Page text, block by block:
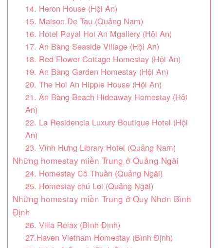
14. Heron House (Hội An)
15. Maison De Tau (Quảng Nam)
16. Hotel Royal Hoi An Mgallery (Hội An)
17. An Bàng Seaside Village (Hội An)
18. Red Flower Cottage Homestay (Hội An)
19. An Bàng Garden Homestay (Hội An)
20. The Hoi An Hippie House (Hội An)
21. An Bàng Beach Hideaway Homestay (Hội
An)
22. La Residencia Luxury Boutique Hotel (Hội
An)
23. Vĩnh Hưng Library Hotel (Quảng Nam)
Những homestay miền Trung ở Quảng Ngãi
24. Homestay Cô Thuần (Quảng Ngãi)
25. Homestay chú Lợi (Quảng Ngãi)
Những homestay miền Trung ở Quy Nhơn Bình
Định
26. Villa Relax (Bình Định)
27.Haven Vietnam Homestay (Bình Định)